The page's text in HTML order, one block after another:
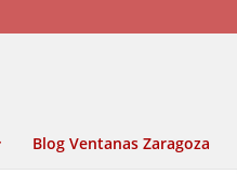
Blog Ventanas Zaragoza